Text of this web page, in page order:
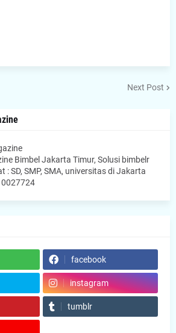
Next Post
Bimbel Jakarta Timur, Solusi bimbelr
: SD, SMP, SMA, universitas di Jakarta
facebook
instagram
tumblr